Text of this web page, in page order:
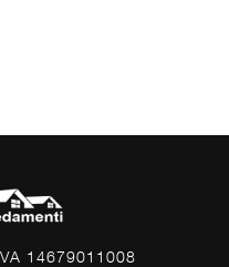
14679011008